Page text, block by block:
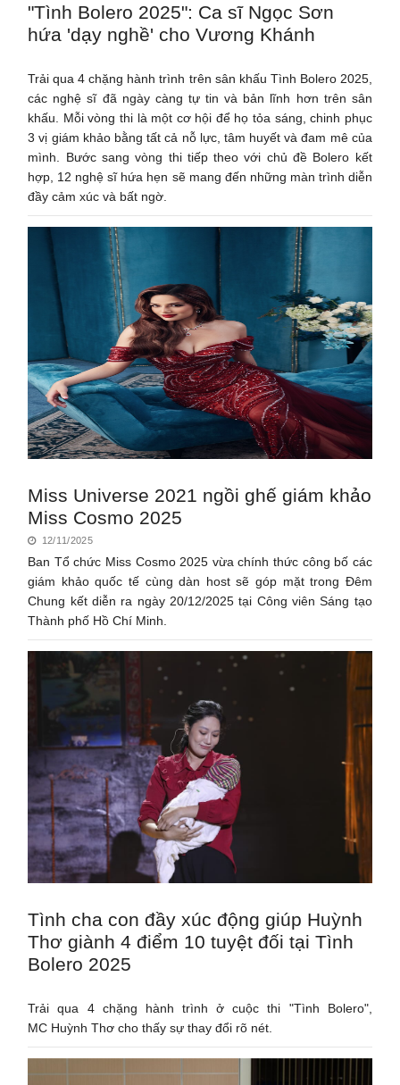
"Tình Bolero 2025": Ca sĩ Ngọc Sơn
hứa 'dạy nghề' cho Vương Khánh
Trải qua 4 chặng hành trình trên sân khấu Tình Bolero 2025,
các nghệ sĩ đã ngày càng tự tin và bản lĩnh hơn trên sân
khấu. Mỗi vòng thi là một cơ hội để họ tỏa sáng, chinh phục
3 vị giám khảo bằng tất cả nỗ lực, tâm huyết và đam mê của
mình. Bước sang vòng thi tiếp theo với chủ đề Bolero kết
hợp, 12 nghệ sĩ hứa hẹn sẽ mang đến những màn trình diễn
đầy cảm xúc và bất ngờ.
Miss Universe 2021 ngồi ghế giám khảo
Miss Cosmo 2025
12/11/2025
Ban Tổ chức Miss Cosmo 2025 vừa chính thức công bố các
giám khảo quốc tế cùng dàn host sẽ góp mặt trong Đêm
Chung kết diễn ra ngày 20/12/2025 tại Công viên Sáng tạo
Thành phố Hồ Chí Minh.
Tình cha con đầy xúc động giúp Huỳnh
Thơ giành 4 điểm 10 tuyệt đối tại Tình
Bolero 2025
​​​​Trải qua 4 chặng hành trình ở cuộc thi "Tình Bolero",
MC Huỳnh Thơ cho thấy sự thay đổi rõ nét.